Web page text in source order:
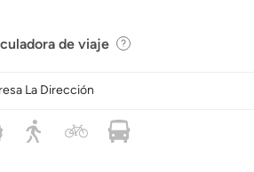
de viaje
La Dirección